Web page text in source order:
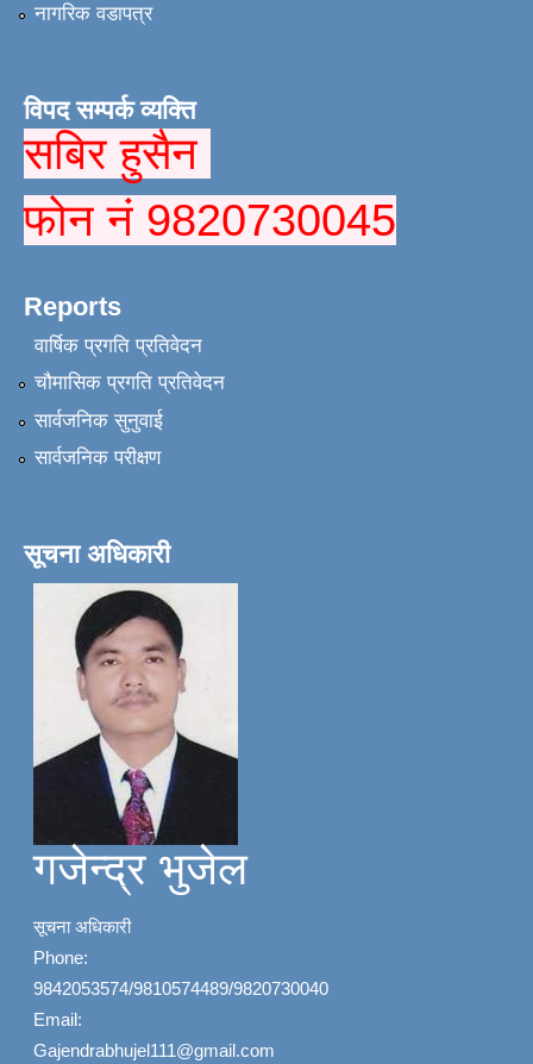
नागरिक वडापत्र
विपद सम्पर्क व्यक्ति
सबिर हुसैन
फोन नं 9820730045
Reports
वार्षिक प्रगति प्रतिवेदन
चौमासिक प्रगति प्रतिवेदन
सार्वजनिक सुनुवाई
सार्वजनिक परीक्षण
सूचना अधिकारी
गजेन्द्र भुजेल
सूचना अधिकारी
Phone:
9842053574/9810574489/9820730040
Email:
Gajendrabhujel111@gmail.com